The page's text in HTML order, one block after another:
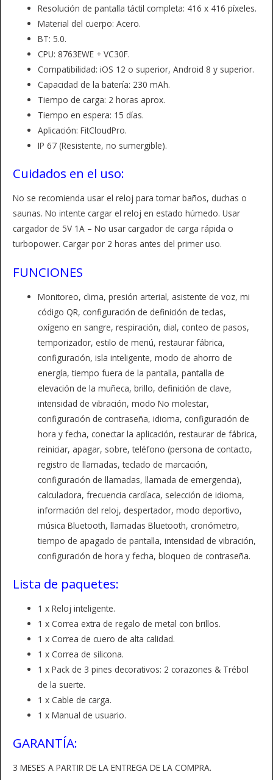
Resolución de pantalla táctil completa: 416 x 416 píxeles.
Material del cuerpo: Acero.
BT: 5.0.
CPU: 8763EWE + VC30F.
Compatibilidad: iOS 12 o superior, Android 8 y superior.
Capacidad de la batería: 230 mAh.
Tiempo de carga: 2 horas aprox.
Tiempo en espera: 15 días.
Aplicación: FitCloudPro.
IP 67 (Resistente, no sumergible).
Cuidados en el uso:
No se recomienda usar el reloj para tomar baños, duchas o
saunas. No intente cargar el reloj en estado húmedo. Usar
cargador de 5V 1A – No usar cargador de carga rápida o
turbopower. Cargar por 2 horas antes del primer uso.
FUNCIONES
Monitoreo, clima, presión arterial, asistente de voz, mi
código QR, configuración de definición de teclas,
oxígeno en sangre, respiración, dial, conteo de pasos,
temporizador, estilo de menú, restaurar fábrica,
configuración, isla inteligente, modo de ahorro de
energía, tiempo fuera de la pantalla, pantalla de
elevación de la muñeca, brillo, definición de clave,
intensidad de vibración, modo No molestar,
configuración de contraseña, idioma, configuración de
hora y fecha, conectar la aplicación, restaurar de fábrica,
reiniciar, apagar, sobre, teléfono (persona de contacto,
registro de llamadas, teclado de marcación,
configuración de llamadas, llamada de emergencia),
calculadora, frecuencia cardíaca, selección de idioma,
información del reloj, despertador, modo deportivo,
música Bluetooth, llamadas Bluetooth, cronómetro,
tiempo de apagado de pantalla, intensidad de vibración,
configuración de hora y fecha, bloqueo de contraseña.
Lista de paquetes:
1 x Reloj inteligente.
1 x Correa extra de regalo de metal con brillos.
1 x Correa de cuero de alta calidad.
1 x Correa de silicona.
1 x Pack de 3 pines decorativos: 2 corazones & Trébol
de la suerte.
1 x Cable de carga.
1 x Manual de usuario.
GARANTÍA:
3 MESES A PARTIR DE LA ENTREGA DE LA COMPRA.